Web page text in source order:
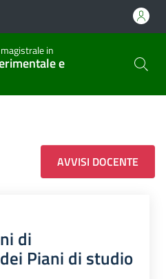
in
e
AVVISI DOCENTE
di
Piani di studio